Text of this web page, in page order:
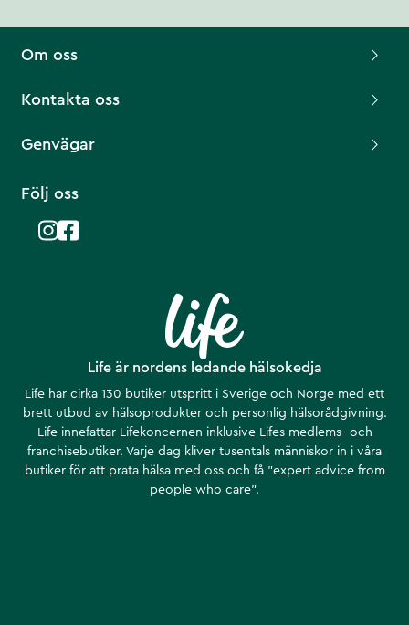
Life är nordens ledande hälsokedja
Life har cirka 130 butiker utspritt i Sverige och Norge med ett
brett utbud av hälsoprodukter och personlig hälsorådgivning.
Life innefattar Lifekoncernen inklusive Lifes medlems- och
franchisebutiker. Varje dag kliver tusentals människor in i våra
butiker för att prata hälsa med oss och få ”expert advice from
people who care”.
Om oss
Kontakta oss
Genvägar
Följ oss